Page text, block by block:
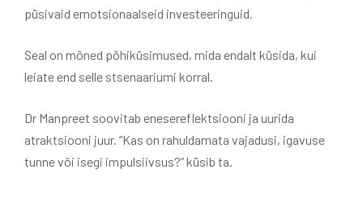
püsivaid emotsionaalseid investeeringuid.
Seal on mõned põhiküsimused, mida endalt küsida, kui
leiate end selle stsenaariumi korral.
Dr Manpreet soovitab enesereflektsiooni ja uurida
atraktsiooni juur. “Kas on rahuldamata vajadusi, igavuse
tunne või isegi impulsiivsus?” küsib ta.